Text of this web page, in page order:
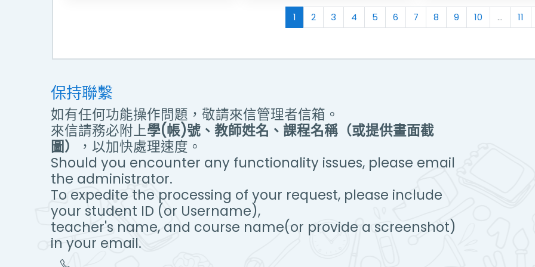
1(current)
2 3 4 5 6 7 8 9 10 … 11
保持聯繫
如有任何功能操作問題，敬請來信管理者信箱。
來信請務必附上學(帳)號、教師姓名、課程名稱（或提供畫面截
圖）
，以加快處理速度。
Should you encounter any functionality issues, please email
the administrator.
To expedite the processing of your request, please include
your student ID (or Username),
teacher's name, and course name(or provide a screenshot)
in your email.